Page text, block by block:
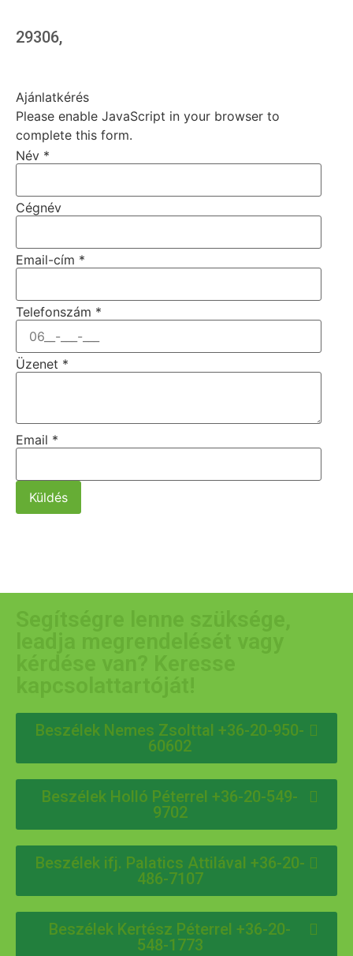
29306,
Ajánlatkérés
Please enable JavaScript in your browser to
complete this form.
Név *
Cégnév
Email-cím *
Telefonszám *
Üzenet *
Email *
Küldés
Beszélek Nemes Zsolttal +36-20-950-
60602
Beszélek Holló Péterrel +36-20-549-
9702
Beszélek ifj. Palatics Attilával +36-20-
486-7107
Beszélek Kertész Péterrel +36-20-
548-1773